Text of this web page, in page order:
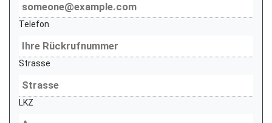
Telefon
Strasse
LKZ